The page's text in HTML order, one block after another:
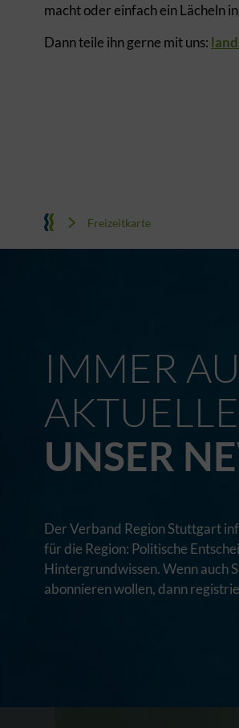
macht oder einfach ein Lächeln
Dann teile ihn gerne mit uns:
Freizeitkarte
IMMER
UNSER
Der Verband Region Stuttgart
für die Region: Politische
Hintergrundwissen. Wenn auch
abonnieren wollen, dann